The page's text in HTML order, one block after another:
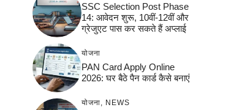
SSC Selection Post Phase
14: आवेदन शुरू, 10वीं-12वीं और
ग्रेजुएट पास कर सकते हैं अप्लाई
योजना
PAN Card Apply Online
2026: घर बैठे पैन कार्ड कैसे बनाएं
योजना NEWS